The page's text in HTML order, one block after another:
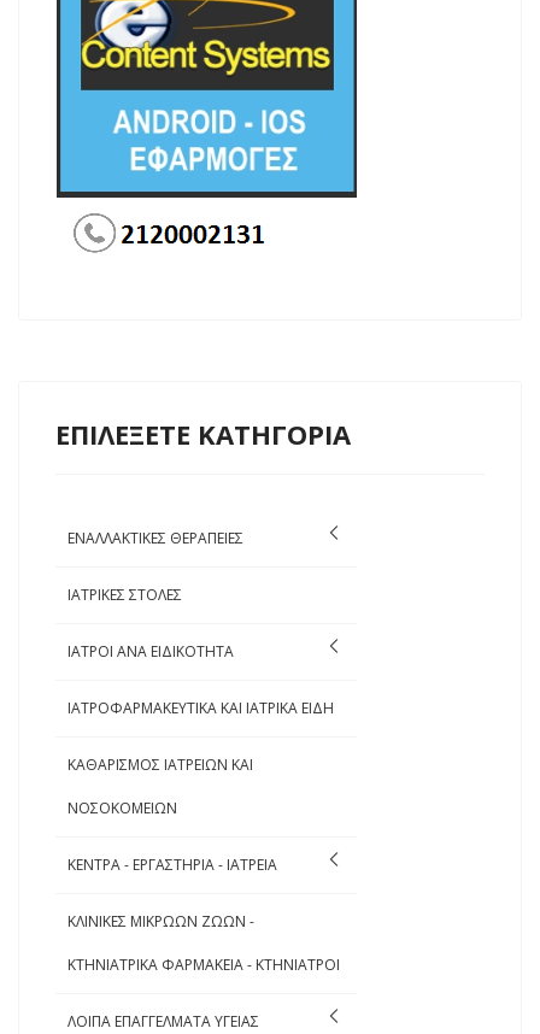
ΕΠΙΛΕΞΕΤΕ ΚΑΤΗΓΟΡΙΑ
ΕΝΑΛΛΑΚΤΙΚΕΣ ΘΕΡΑΠΕΙΕΣ
ΙΑΤΡΙΚΕΣ ΣΤΟΛΕΣ
ΙΑΤΡΟΙ ΑΝΑ ΕΙΔΙΚΟΤΗΤΑ
ΙΑΤΡΟΦΑΡΜΑΚΕΥΤΙΚΑ ΚΑΙ ΙΑΤΡΙΚΑ ΕΙΔΗ
ΚΑΘΑΡΙΣΜΟΣ ΙΑΤΡΕΙΩΝ ΚΑΙ
ΝΟΣΟΚΟΜΕΙΩΝ
ΚΕΝΤΡΑ - ΕΡΓΑΣΤΗΡΙΑ - ΙΑΤΡΕΙΑ
ΚΛΙΝΙΚΕΣ ΜΙΚΡΩΩΝ ΖΩΩΝ -
ΚΤΗΝΙΑΤΡΙΚΑ ΦΑΡΜΑΚΕΙΑ - ΚΤΗΝΙΑΤΡΟΙ
ΛΟΙΠΑ ΕΠΑΓΓΕΛΜΑΤΑ ΥΓΕΙΑΣ